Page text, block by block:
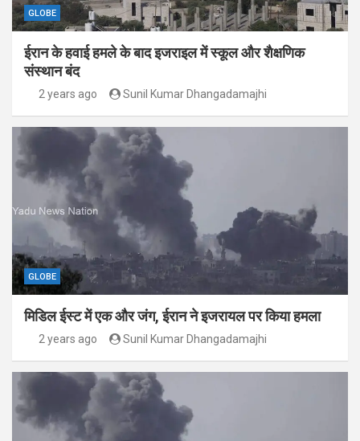
GLOBE
ईरान के हवाई हमले के बाद इजराइल में स्कूल और शैक्षणिक
संस्थान बंद
2 years ago Sunil Kumar Dhangadamajhi
GLOBE
मिडिल ईस्ट में एक और जंग, ईरान ने इजरायल पर किया हमला
2 years ago Sunil Kumar Dhangadamajhi